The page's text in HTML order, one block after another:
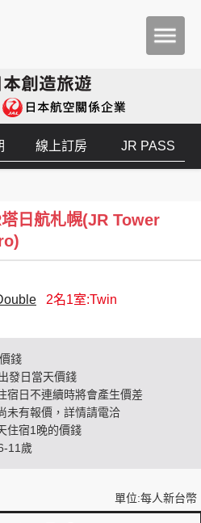
線上訂房 JR PASS
日航札幌(JR Tower
2名1室:Twin
錢
發日當天價錢
宿日不連續時將會產生價差
未有報價，詳情請電洽
住宿1晚的價錢
11歲
單位:每人新台幣